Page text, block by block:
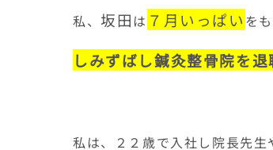
私、 坂田は ７月いっぱい を
しみずばし鍼灸整骨院を退
私は、２２歳で入社し院長先生